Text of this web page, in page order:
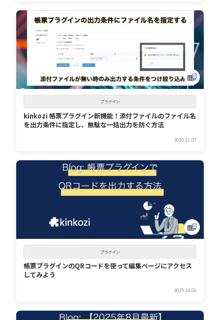
プラグイン
kinkozi 帳票プラグイン新機能！添付ファイルのファイル名
を出力条件に指定し、無駄な一括出力を防ぐ方法
2025.11.07
プラグイン
帳票プラグインのQRコードを使って編集ページにアクセス
してみよう
2025.10.01